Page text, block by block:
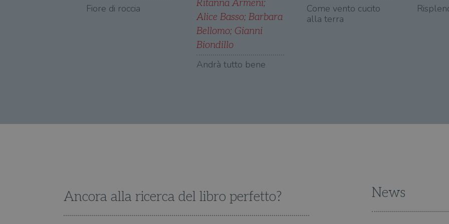
Fiore di roccia Ritanna Armeni;
Alice Basso; Barbara
Bellomo; Gianni
Biondillo
Andrà tutto bene
Come vento cucito
alla terra
Ancora alla ricerca del libro perfetto? News